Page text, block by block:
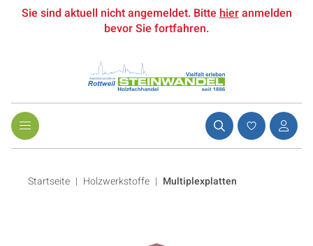
Sie sind aktuell nicht angemeldet. Bittehieranmelden
bevor Sie fortfahren.
Startseite Holzwerkstoffe | Multiplexplatten